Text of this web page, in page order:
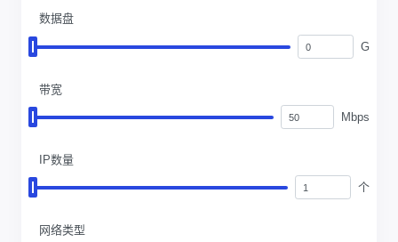
数据盘
G
带宽
Mbps
IP数量
个
网络类型